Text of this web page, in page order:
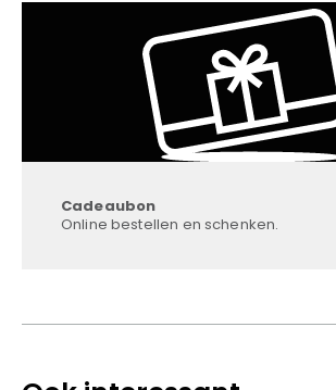
Cadeaubon
Online bestellen en schenken.